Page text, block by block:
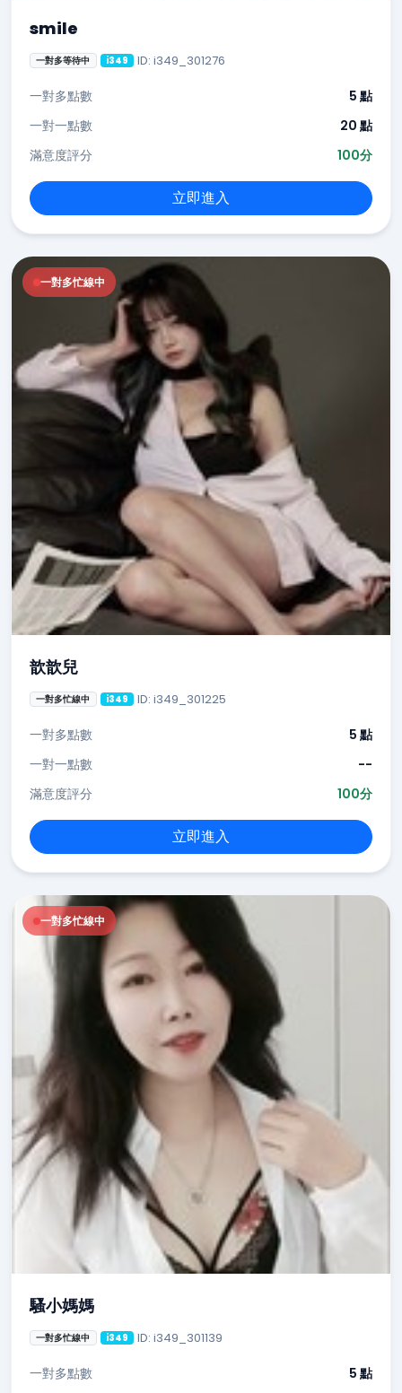
smile
一對多等待中 i349 ID: i349_301276
一對多點數
5 點
一對一點數
20 點
滿意度評分
100分
立即進入
一對多忙線中
歆歆兒
一對多忙線中 i349 ID: i349_301225
一對多點數
5 點
一對一點數
--
滿意度評分
100分
立即進入
一對多忙線中
騷小媽媽
一對多忙線中 i349 ID: i349_301139
一對多點數 5 點